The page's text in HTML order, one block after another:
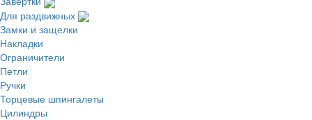
Для раздвижных
Замки и защелки
Накладки
Ограничители
Петли
Ручки
Торцевые шпингалеты
Цилиндры